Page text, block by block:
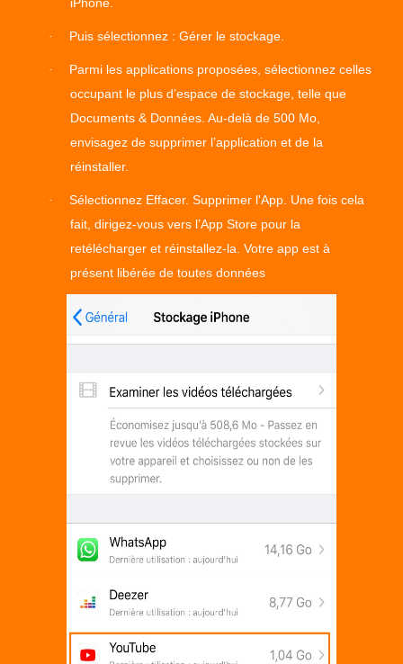
· Puis sélectionnez : Gérer le stockage.
·
Parmi les applications proposées, sélectionnez celles
occupant le plus d’espace de stockage, telle que
Documents & Données. Au-delà de 500 Mo,
envisagez de supprimer l’application et de la
réinstaller.
·
Sélectionnez Effacer. Supprimer l'App. Une fois cela
fait, dirigez-vous vers l’App Store pour la
retélécharger et réinstallez-la. Votre app est à
présent libérée de toutes données